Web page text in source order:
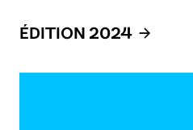
ÉDITION 2024